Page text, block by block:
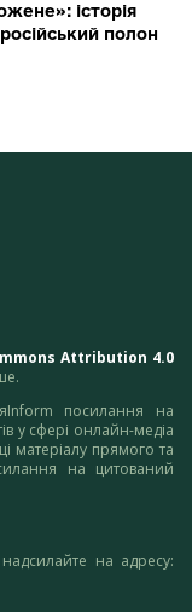
історія
полон
Attribution 4.0
посилання на
у сфері онлайн-медіа
матеріалу прямого та
на цитований
на адресу: